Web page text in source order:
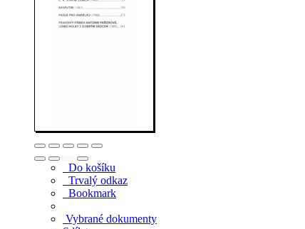
Do košíku
Trvalý odkaz
Bookmark
Vybrané dokumenty